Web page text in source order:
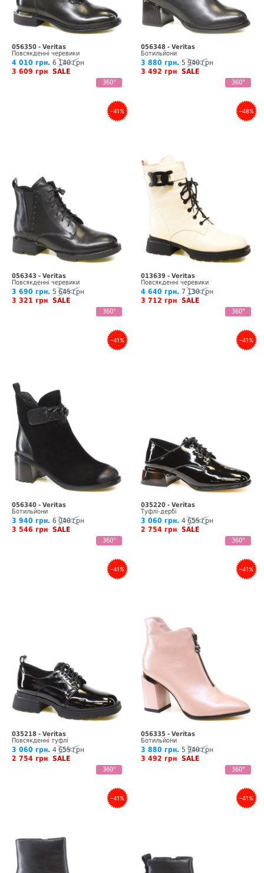
056350 - Veritas
Повсякденні черевики
4 010 грн. 6 140 грн
3 609 грн SALE
360°
056348 - Veritas
Ботильйони
3 880 грн. 5 940 грн
3 492 грн SALE
360°
–41%
056343 - Veritas
Повсякденні черевики
3 690 грн. 5 645 грн
3 321 грн SALE
360°
–48%
013639 - Veritas
Повсякденні черевики
4 640 грн. 7 130 грн
3 712 грн SALE
360°
–41%
056340 - Veritas
Ботильйони
3 940 грн. 6 040 грн
3 546 грн SALE
360°
–41%
035220 - Veritas
Туфлі-дербі
3 060 грн. 4 655 грн
2 754 грн SALE
360°
–41%
035218 - Veritas
Повсякденні туфлі
3 060 грн. 4 655 грн
2 754 грн SALE
360°
–41%
056335 - Veritas
Ботильйони
3 880 грн. 5 940 грн
3 492 грн SALE
360°
–41% –41%